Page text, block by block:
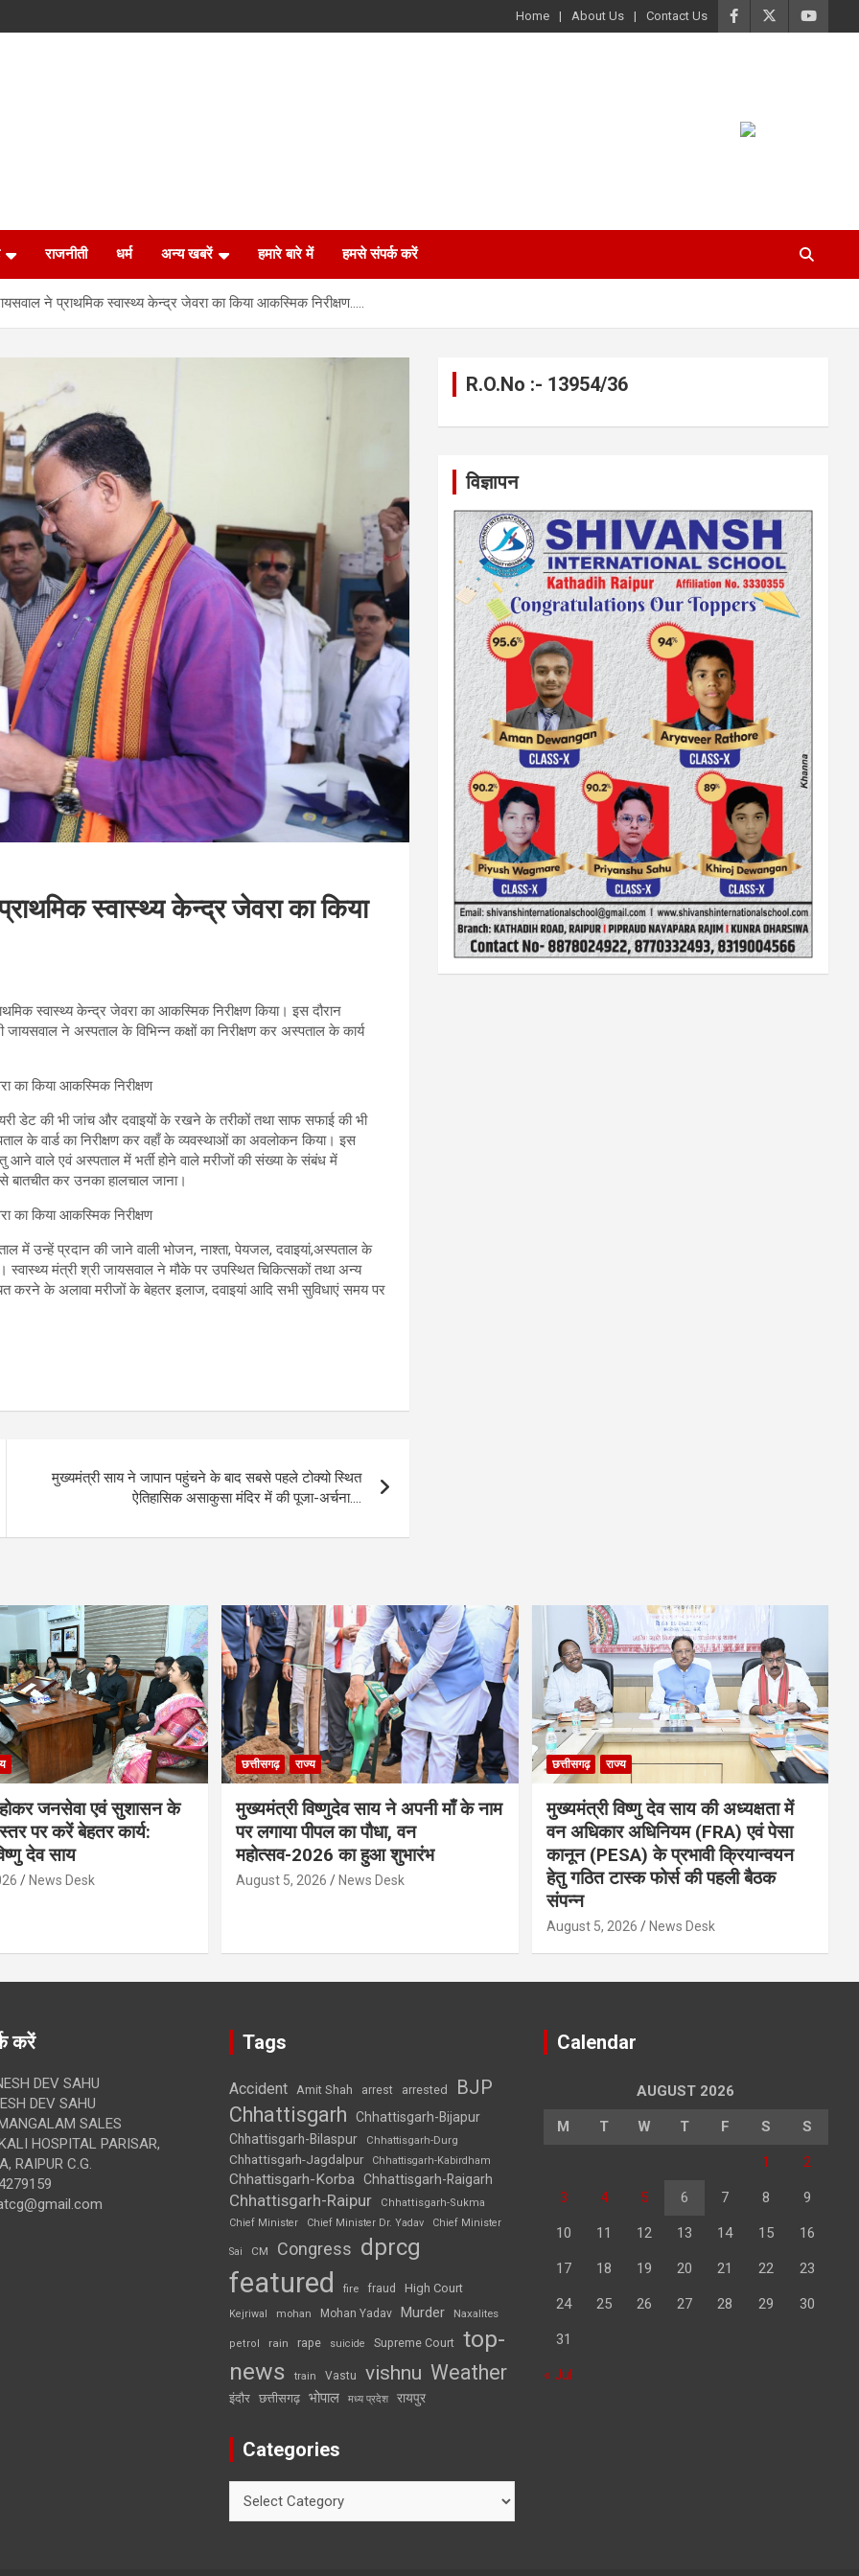
Home About Us Contact Us
राजनीती धर्म अन्य खबरें हमारे बारे में हमसे संपर्क करें
ने प्राथमिक स्वास्थ्य केन्द्र जेवरा का किया आकस्मिक निरीक्षण…..
स्वास्थ्य केन्द्र जेवरा का किया
स्वास्थ्य केन्द्र जेवरा का आकस्मिक निरीक्षण किया। इस दौरान
ने अस्पताल के विभिन्न कक्षों का निरीक्षण कर अस्पताल के कार्य
डेट की भी जांच और दवाइयों के रखने के तरीकों तथा साफ सफाई की भी
के वार्ड का निरीक्षण कर वहाँ के व्यवस्थाओं का अवलोकन किया। इस
आने वाले एवं अस्पताल में भर्ती होने वाले मरीजों की संख्या के संबंध में
बातचीत कर उनका हालचाल जाना।
में उन्हें प्रदान की जाने वाली भोजन, नाश्ता, पेयजल, दवाइयां,अस्पताल के
मंत्री श्री जायसवाल ने मौके पर उपस्थित चिकित्सकों तथा अन्य
करने के अलावा मरीजों के बेहतर इलाज, दवाइयां आदि सभी सुविधाएं समय पर
मुख्यमंत्री साय ने जापान पहुंचने के बाद सबसे पहले टोक्यो स्थित
ऐतिहासिक असाकुसा मंदिर में की पूजा-अर्चना….
R.O.No :- 13954/36
विज्ञापन
होकर जनसेवा एवं सुशासन के
पर करें बेहतर कार्य:
देव साय
News Desk
छत्तीसगढ़ राज्य
मुख्यमंत्री विष्णुदेव साय ने अपनी माँ के नाम
पर लगाया पीपल का पौधा, वन
महोत्सव-2026 का हुआ शुभारंभ
August 5, 2026 News Desk
छत्तीसगढ़ राज्य
मुख्यमंत्री विष्णु देव साय की अध्यक्षता में
वन अधिकार अधिनियम (FRA) एवं पेसा
कानून (PESA) के प्रभावी क्रियान्वयन
हेतु गठित टास्क फोर्स की पहली बैठक
संपन्न
August 5, 2026 News Desk
करें
DEV SAHU
DEV SAHU
SALES
HOSPITAL PARISAR,
RAIPUR C.G.
Tags
Accident Amit Shah arrest arrested BJP
Chhattisgarh
Chhattisgarh-Bijapur
Chhattisgarh-Bilaspur
Chhattisgarh-Durg
Chhattisgarh-Jagdalpur Chhattisgarh-Kabirdham
Chhattisgarh-Korba Chhattisgarh-Raigarh
Chhattisgarh-Raipur
Chhattisgarh-Sukma
Chief Minister
Chief Minister Dr. Yadav Chief Minister
Sai CM Congress dprcg
featured fire fraud High Court
Kejriwal mohan Mohan Yadav Murder Naxalites
petrol rain rape suicide Supreme Court top-
news
train Vastu vishnu Weather
इंदौर छत्तीसगढ़ भोपाल मध्य प्रदेश रायपुर
Categories
Calendar
AUGUST 2026
M T W T F S S
1 2
3 4 5 6 7 8 9
10 11 12 13 14 15 16
17 18 19 20 21 22 23
24 25 26 27 28 29 30
31
« Jul